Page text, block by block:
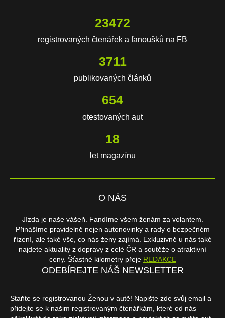
23472
registrovaných čtenářek a fanoušků na FB
3711
publikovaných článků
654
otestovaných aut
18
let magazínu
O NÁS
Jízda je naše vášeň. Fandíme všem ženám za volantem.
Přinášíme pravidelně nejen autonovinky a rady o bezpečném
řízení, ale také vše, co nás ženy zajímá. Exkluzivně u nás také
najdete aktuality z dopravy z celé ČR a soutěže o atraktivní
ceny. Šťastné kilometry přeje REDAKCE
ODEBÍREJTE NÁŠ NEWSLETTER
Staňte se registrovanou Ženou v autě! Napište zde svůj email a
přidejte se k našim registrovaným čtenářkám, které od nás